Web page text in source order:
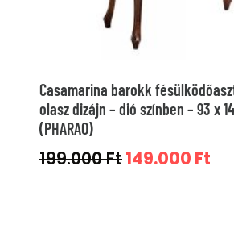
Casamarina barokk
olasz dizájn – dió színben – 93 x
(PHARAO)
199.000FtOriginal
149.000 Ft